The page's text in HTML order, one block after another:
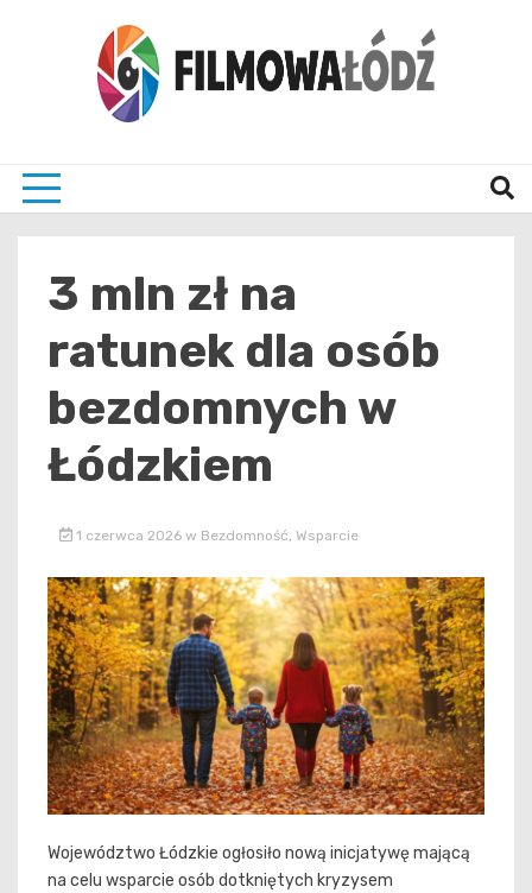
3 mln zł na
ratunek dla osób
bezdomnych w
Łódzkiem
1 czerwca 2026 w Bezdomność Wsparcie
Województwo Łódzkie ogłosiło nową inicjatywę mającą
na celu wsparcie osób dotkniętych kryzysem